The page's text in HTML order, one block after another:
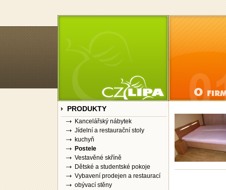
PRODUKTY
Kancelářský nábytek
Jídelní a restaurační stoly
kuchyň
Postele
Vestavěné skříně
Dětské a studentské pokoje
Vybavení prodejen a restaurací
obývací stěny